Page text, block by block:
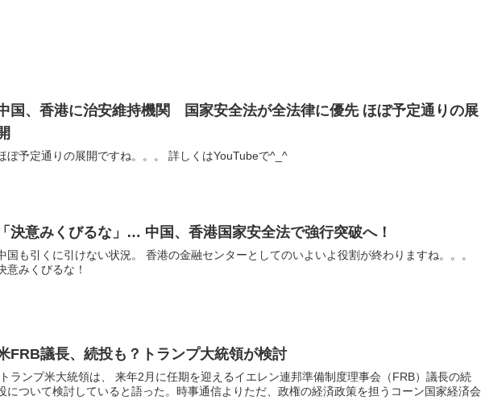
国、香港に治安維持機関 国家安全法が全法律に優先 ほぼ予定通りの展
ぼ予定通りの展開ですね。。。 詳しくはYouTubeで^_^
「決意みくびるな」… 中国、香港国家安全法で強行突破へ！‬
国も引くに引けない状況。‬ ‪香港の金融センターとしての‬‪いよいよ役割が終わりますね。。。‬
意みくびるな！
FRB議長、続投も？トランプ大統領が検討
トランプ米大統領は、 来年2月に任期を迎えるイエレン連邦準備制度理事会（FRB）議長の続
について検討していると語った。時事通信よりただ、政権の経済政策を担うコーン国家経済会